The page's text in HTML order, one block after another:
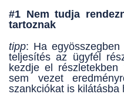
#1 Nem tudja
tartoznak
tipp: Ha
teljesítés az ügyfél
kezdje el
sem vezet
szankciókat is kilátásba